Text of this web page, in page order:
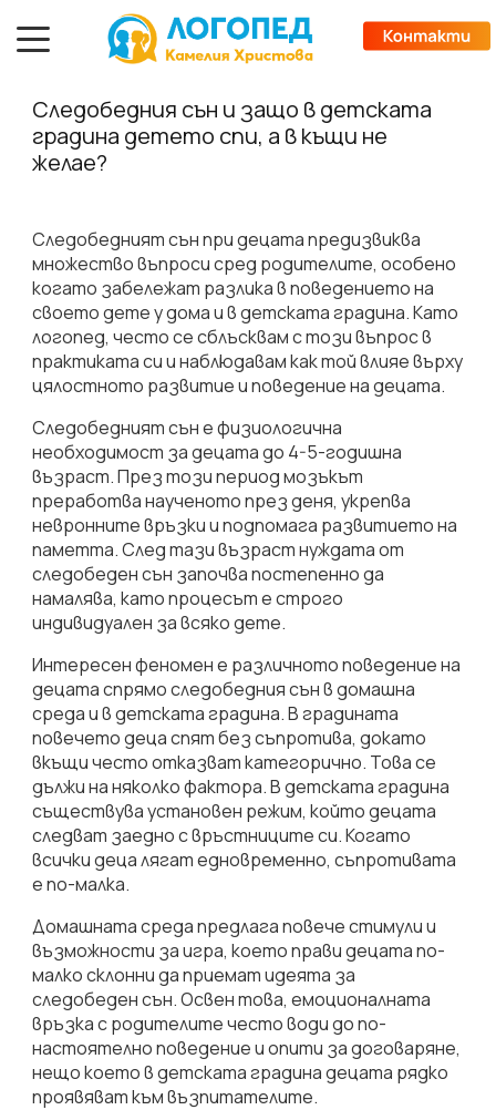
Следобедния сън и защо в детската
градина детето спи, а в къщи не
желае?
Следобедният сън при децата предизвиква
множество въпроси сред родителите, особено
когато забележат разлика в поведението на
своето дете у дома и в детската градина. Като
логопед, често се сблъсквам с този въпрос в
практиката си и наблюдавам как той влияе върху
цялостното развитие и поведение на децата.
Следобедният сън е физиологична
необходимост за децата до 4-5-годишна
възраст. През този период мозъкът
преработва наученото през деня, укрепва
невронните връзки и подпомага развитието на
паметта. След тази възраст нуждата от
следобеден сън започва постепенно да
намалява, като процесът е строго
индивидуален за всяко дете.
Интересен феномен е различното поведение на
децата спрямо следобедния сън в домашна
среда и в детската градина. В градината
повечето деца спят без съпротива, докато
вкъщи често отказват категорично. Това се
дължи на няколко фактора. В детската градина
съществува установен режим, който децата
следват заедно с връстниците си. Когато
всички деца лягат едновременно, съпротивата
е по-малка.
Домашната среда предлага повече стимули и
възможности за игра, което прави децата по-
малко склонни да приемат идеята за
следобеден сън. Освен това, емоционалната
връзка с родителите често води до по-
настоятелно поведение и опити за договаряне,
нещо което в детската градина децата рядко
проявяват към възпитателите.